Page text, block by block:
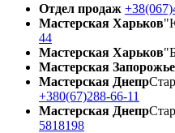
Отдел продаж
Мастерская Харьков
44
Мастерская Харьков
Мастерская Запорожье
Мастерская Днепр
+380(67)288-66-11
Мастерская Днепр
5818198